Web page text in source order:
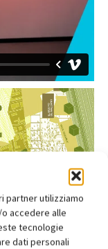
partner utilizziamo
accedere alle
tecnologie
dati personali